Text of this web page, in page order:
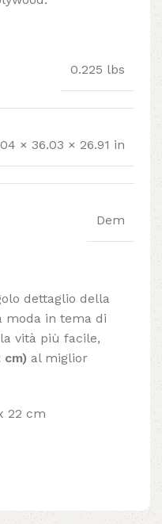
0.225 lbs
× 36.03 × 26.91 in
Dem
dettaglio della
moda in tema di
vità più facile,
cm) al miglior
22 cm